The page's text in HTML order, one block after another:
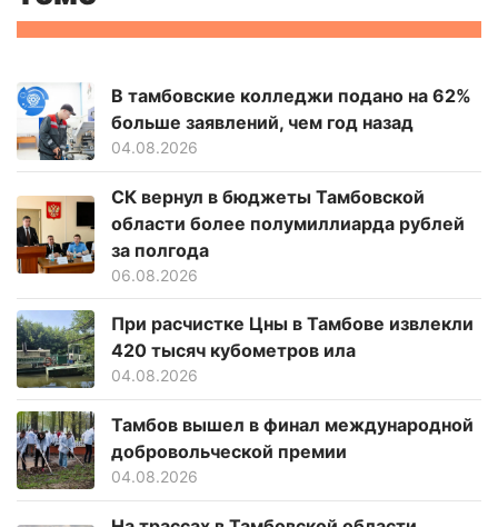
В тамбовские колледжи подано на 62%
больше заявлений, чем год назад
04.08.2026
СК вернул в бюджеты Тамбовской
области более полумиллиарда рублей
за полгода
06.08.2026
При расчистке Цны в Тамбове извлекли
420 тысяч кубометров ила
04.08.2026
Тамбов вышел в финал международной
добровольческой премии
04.08.2026